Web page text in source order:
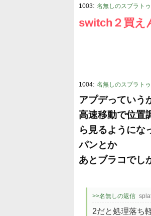
1003: 名無しのスプラト
switch２買え
1004: 名無しのスプラト
アプデっていう
高速移動で位置
ら見るようにな
パンとか
あとブラコでし
>>名無しの返信
2だと処理落ち